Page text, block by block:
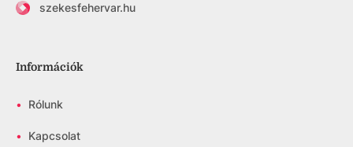
szekesfehervar.hu
Információk
• Rólunk
• Kapcsolat